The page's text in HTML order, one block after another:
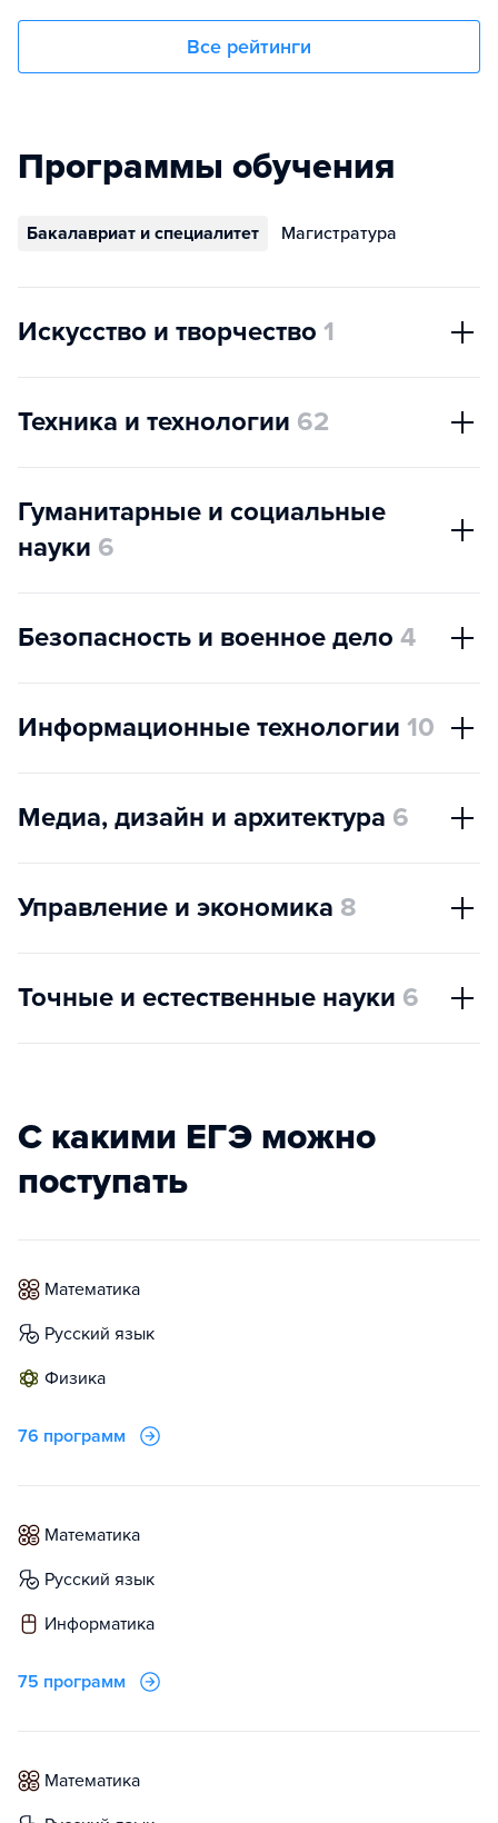
Все рейтинги
Программы обучения
Бакалавриат и специалитет Магистратура
Искусство и творчество 1
Техника и технологии 62
Гуманитарные и социальные
науки 6
Безопасность и военное дело 4
Информационные технологии 10
Медиа, дизайн и архитектура 6
Управление и экономика 8
Точные и естественные науки 6
С какими ЕГЭ можно
поступать
математика
русский язык
физика
76 программ
математика
русский язык
информатика
75 программ
математика